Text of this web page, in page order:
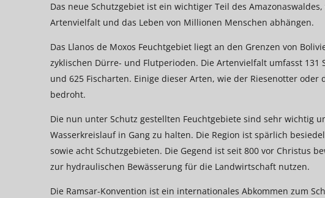
Das neue Schutzgebiet ist ein wichtiger Teil des
Artenvielfalt und das Leben von Millionen Menschen abhängen.
Das Llanos de Moxos Feuchtgebiet liegt an den Grenzen von
zyklischen Dürre- und Flutperioden. Die Artenvielfalt umfasst
und 625 Fischarten. Einige dieser Arten, wie der Riesenotter
bedroht.
Die nun unter Schutz gestellten Feuchtgebiete sind sehr wichtig
Wasserkreislauf in Gang zu halten. Die Region ist spärlich
sowie acht Schutzgebieten. Die Gegend ist seit 800 vor Christus
zur hydraulischen Bewässerung für die Landwirtschaft nutzen.
Die Ramsar-Konvention ist ein internationales Abkommen zum